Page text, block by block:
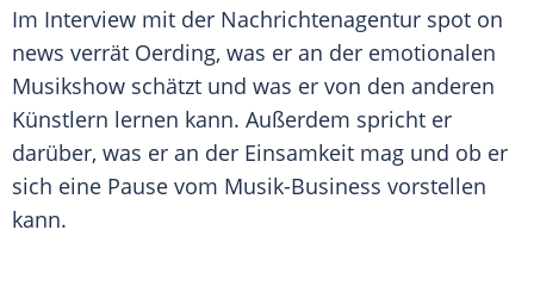
Im Interview mit der Nachrichtenagentur spot on
news verrät Oerding, was er an der emotionalen
Musikshow schätzt und was er von den anderen
Künstlern lernen kann. Außerdem spricht er
darüber, was er an der Einsamkeit mag und ob er
sich eine Pause vom Musik-Business vorstellen
kann.